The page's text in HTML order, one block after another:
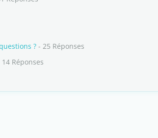
? - 25 Réponses
14 Réponses